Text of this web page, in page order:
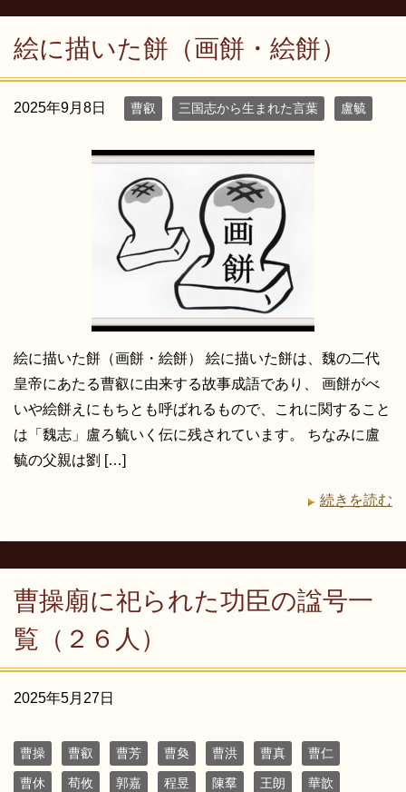
絵に描いた餅（画餅・絵餅）
2025年9月8日 曹叡 三国志から生まれた言葉 盧毓
絵に描いた餅（画餅・絵餅） 絵に描いた餅は、魏の二代
皇帝にあたる曹叡に由来する故事成語であり、 画餅がべ
いや絵餅えにもちとも呼ばれるもので、これに関すること
は「魏志」盧ろ毓いく伝に残されています。 ちなみに盧
毓の父親は劉 […]
続きを読む
曹操廟に祀られた功臣の諡号一
覧（２６人）
2025年5月27日
曹操 曹叡 曹芳 曹奐 曹洪 曹真 曹仁
曹休 荀攸 郭嘉 程昱 陳羣 王朗 華歆